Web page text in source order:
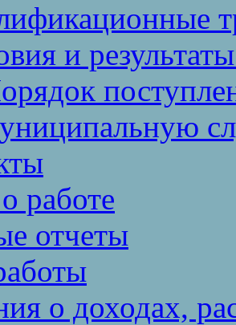
и
работе
отчеты
о доходах,